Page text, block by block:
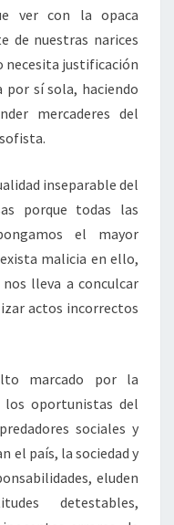
ver con la opaca
de nuestras narices
necesita justificación
por sí sola, haciendo
mercaderes del
inseparable del
porque todas las
el mayor
malicia en ello,
lleva a conculcar
actos incorrectos
marcado por la
los oportunistas del
sociales y
el país, la sociedad y
eluden
detestables,